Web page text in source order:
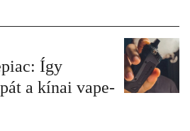
Így
a kínai vape-